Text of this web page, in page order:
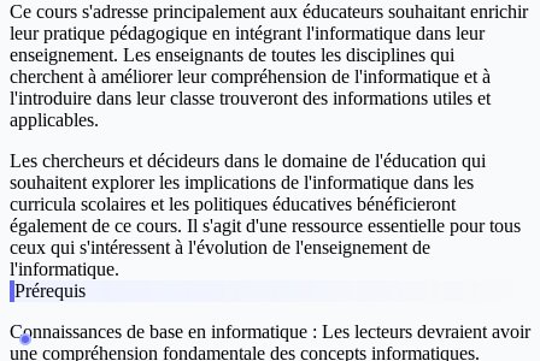
Ce cours s'adresse principalement aux éducateurs souhaitant enrichir
leur pratique pédagogique en intégrant l'informatique dans leur
enseignement. Les enseignants de toutes les disciplines qui
cherchent à améliorer leur compréhension de l'informatique et à
l'introduire dans leur classe trouveront des informations utiles et
applicables.
Les chercheurs et décideurs dans le domaine de l'éducation qui
souhaitent explorer les implications de l'informatique dans les
curricula scolaires et les politiques éducatives bénéficieront
également de ce cours. Il s'agit d'une ressource essentielle pour tous
ceux qui s'intéressent à l'évolution de l'enseignement de
l'informatique.
Prérequis
Connaissances de base en informatique : Les lecteurs devraient avoir
une compréhension fondamentale des concepts informatiques.